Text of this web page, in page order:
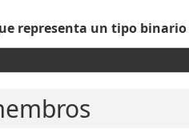
representa un tipo binario